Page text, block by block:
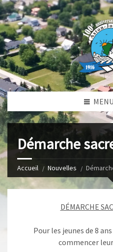
MENU
Démarche
Accueil Nouvelles
DÉMARCHE
Pour les jeunes de 8
commencer